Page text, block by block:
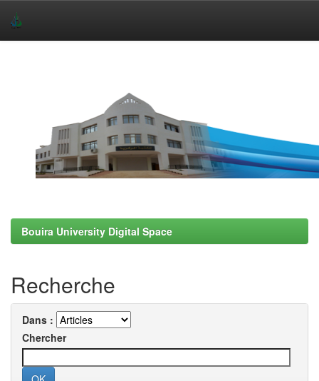
Bouira University Digital Space
Recherche
Dans :
Chercher